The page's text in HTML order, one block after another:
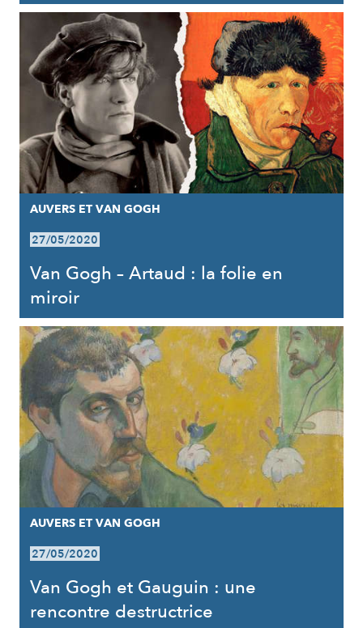
AUVERS ET VAN GOGH
27/05/2020
Van Gogh – Artaud : la folie en
miroir
AUVERS ET VAN GOGH
27/05/2020
Van Gogh et Gauguin : une
rencontre destructrice